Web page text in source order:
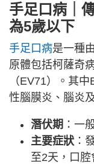
手足口病｜
為5歲以下
手足口病是一種
原體包括柯薩奇
（EV71）。其
性腦膜炎、腦炎
潛伏期 ：一
主要症狀 ：
至2天，口